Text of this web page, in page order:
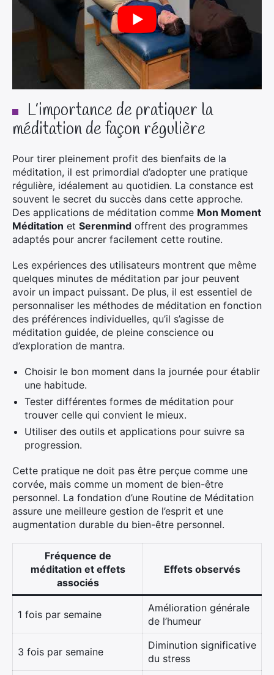
L’importance de pratiquer la
méditation de façon régulière
Pour tirer pleinement profit des bienfaits de la
méditation, il est primordial d’adopter une pratique
régulière, idéalement au quotidien. La constance est
souvent le secret du succès dans cette approche.
Des applications de méditation comme Mon Moment
Méditation et Serenmind offrent des programmes
adaptés pour ancrer facilement cette routine.
Les expériences des utilisateurs montrent que même
quelques minutes de méditation par jour peuvent
avoir un impact puissant. De plus, il est essentiel de
personnaliser les méthodes de méditation en fonction
des préférences individuelles, qu’il s’agisse de
méditation guidée, de pleine conscience ou
d’exploration de mantra.
Choisir le bon moment dans la journée pour établir
une habitude.
Tester différentes formes de méditation pour
trouver celle qui convient le mieux.
Utiliser des outils et applications pour suivre sa
progression.
Cette pratique ne doit pas être perçue comme une
corvée, mais comme un moment de bien-être
personnel. La fondation d’une Routine de Méditation
assure une meilleure gestion de l’esprit et une
augmentation durable du bien-être personnel.
Fréquence de
méditation et effets
associés
Effets observés
1 fois par semaine
Amélioration générale
de l’humeur
3 fois par semaine
Diminution significative
du stress